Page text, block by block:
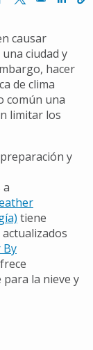
in a new
Opens in a
causar
ciudad y
hacer
de clima
común una
limitar los
y
a
tiene
By
la nieve y